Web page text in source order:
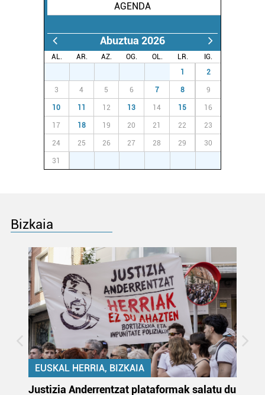
AGENDA
Abuztua 2026
AL. AR. AZ. OG. OL. LR.
IG.
1 2
3 4 5 6 7 8 9
10 11 12 13 14 15 16
17 18 19 20 21 22 23
24 25 26 27 28 29 30
31
Bizkaia
EUSKAL HERRIA, BIZKAIA
Justizia Anderrentzat plataformak salatu du